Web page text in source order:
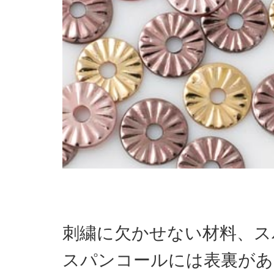
刺繍に欠かせない材料、
スパンコールには表裏が